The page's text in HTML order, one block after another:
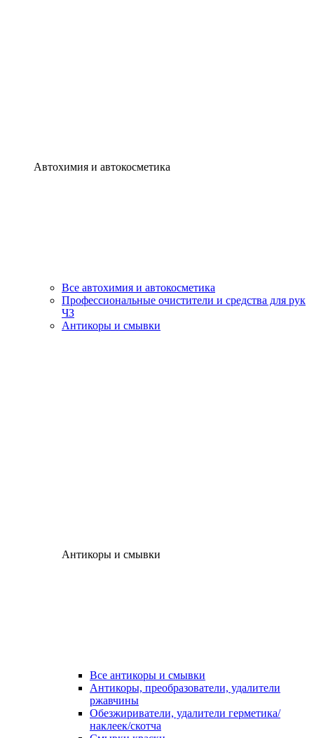
Автохимия и автокосметика
Все автохимия и автокосметика
Профессиональные очистители и средства для рук
ЧЗ
Антикоры и смывки
Антикоры и смывки
Все антикоры и смывки
Антикоры, преобразователи, удалители
ржавчины
Обезжириватели, удалители герметика/
наклеек/скотча